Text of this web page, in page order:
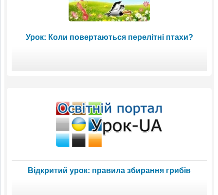
Урок: Коли повертаються перелітні птахи?
Відкритий урок: правила збирання грибів